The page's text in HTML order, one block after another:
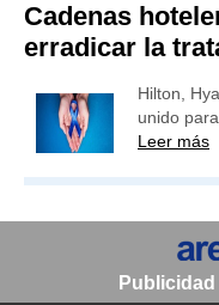
Cadenas
erradicar la
Hilton,
unido
Leer más
Publicidad